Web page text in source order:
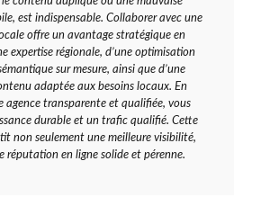
est indispensable. Collaborer avec une
offre un avantage stratégique en
expertise régionale, d’une optimisation
sur mesure, ainsi que d’une
adaptée aux besoins locaux. En
agence transparente et qualifiée, vous
durable et un trafic qualifié. Cette
non seulement une meilleure visibilité,
réputation en ligne solide et pérenne.